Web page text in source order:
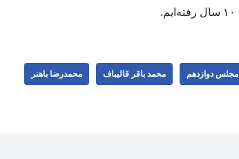
مجلس دوازدهم محمد باقر قالیباف محمدرضا باهنر